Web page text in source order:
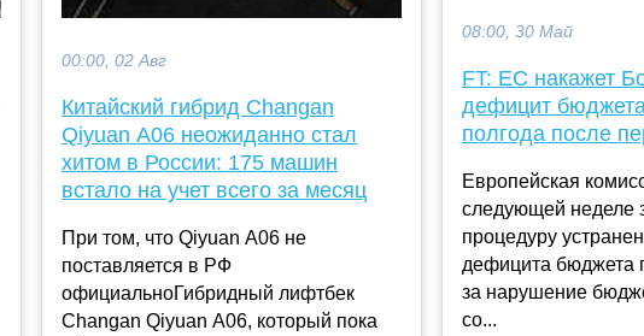
00:00, 02 Авг
Китайский гибрид Changan
Qiyuan A06 неожиданно стал
хитом в России: 175 машин
встало на учет всего за месяц
При том, что Qiyuan A06 не
поставляется в РФ
официальноГибридный лифтбек
Changan Qiyuan A06, который пока
08:00, 30 Май
FT: ЕС накажет
дефицит
полгода после
Европейская
следующей неделе
процедуру
дефицита бюджета
за нарушение
со...